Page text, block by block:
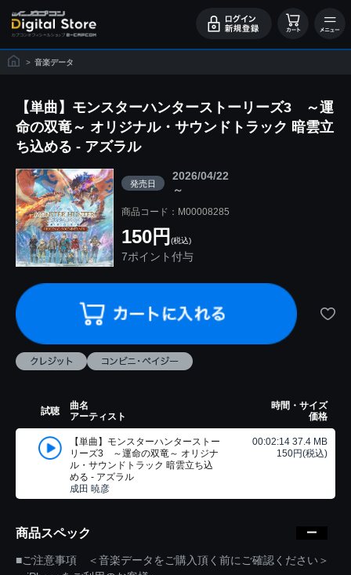
> 音楽データ
【単曲】モンスターハンターストーリーズ3 ～運
命の双竜～ オリジナル・サウンドトラック 暗雲立
ち込める - アズラル
発売日
2026/04/22
～
商品コード：M00008285
150円 (税込)
7ポイント付与
試聴
曲名
アーティスト
時間・サイズ
価格
【単曲】モンスターハンターストー
リーズ3 ～運命の双竜～ オリジナ
ル・サウンドトラック 暗雲立ち込
める - アズラル
成田 暁彦
00:02:14 37.4 MB
150円(税込)
商品スペック
■ご注意事項 ＜音楽データをご購入頂く前にご確認ください＞